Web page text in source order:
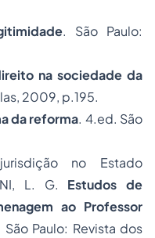
. São Paulo:
na sociedade da
2009, p.195.
da reforma. 4.ed. São
no Estado
L. G. Estudos de
ao Professor
São Paulo: Revista dos